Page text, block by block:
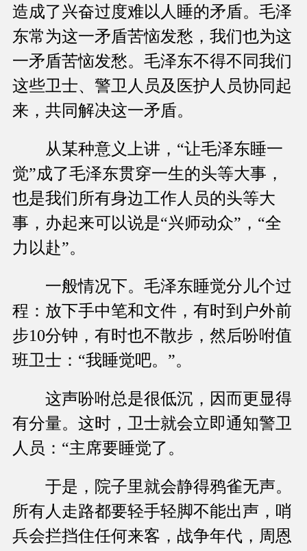
造成了兴奋过度难以人睡的矛盾。毛泽
东常为这一矛盾苦恼发愁，我们也为这
一矛盾苦恼发愁。毛泽东不得不同我们
这些卫士、警卫人员及医护人员协同起
来，共同解决这一矛盾。
从某种意义上讲，“让毛泽东睡一
觉”成了毛泽东贯穿一生的头等大事，
也是我们所有身边工作人员的头等大
事，办起来可以说是“兴师动众”，“全
力以赴”。
一般情况下。毛泽东睡觉分儿个过
程：放下手中笔和文件，有时到户外前
步10分钟，有时也不散步，然后吩咐值
班卫士：“我睡觉吧。”。
这声吩咐总是很低沉，因而更显得
有分量。这时，卫士就会立即通知警卫
人员：“主席要睡觉了。
于是，院子里就会静得鸦雀无声。
所有人走路都要轻手轻脚不能出声，哨
兵会拦挡住任何来客，战争年代，周恩